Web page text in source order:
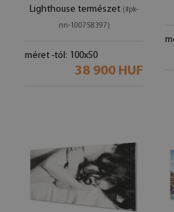
Lighthouse természet (#pk-
nn-100758397)
méret -tól: 100x50
38 900 HUF